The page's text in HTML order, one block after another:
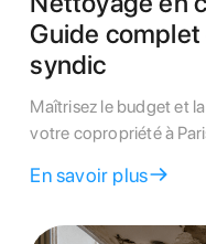
Guide
syndic
Maîtrisez le budget et
votre copropriété à
découvrez notre guide
En savoir plus